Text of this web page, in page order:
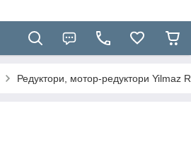
Редуктори, мотор-редуктори Yilmaz